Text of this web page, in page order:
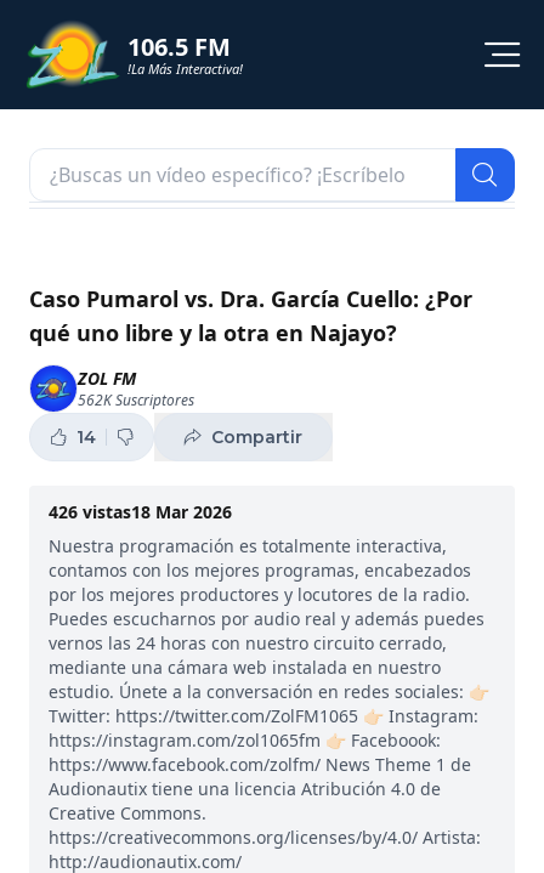
106.5 FM
!La Más Interactiva!
NOTICIAS
SHORTS
PODCAST
ZOL TV
Caso Pumarol vs. Dra. García Cuello: ¿Por
qué uno libre y la otra en Najayo?
ZOL FM
562KSuscriptores
14 Compartir
426 vistas18 Mar 2026
Nuestra programación es totalmente interactiva,
contamos con los mejores programas, encabezados
por los mejores productores y locutores de la radio.
Puedes escucharnos por audio real y además puedes
vernos las 24 horas con nuestro circuito cerrado,
mediante una cámara web instalada en nuestro
estudio. Únete a la conversación en redes sociales: 👉🏻
Twitter: https://twitter.com/ZolFM1065 👉🏻 Instagram:
https://instagram.com/zol1065fm 👉🏻 Faceboook:
https://www.facebook.com/zolfm/ News Theme 1 de
Audionautix tiene una licencia Atribución 4.0 de
Creative Commons.
https://creativecommons.org/licenses/by/4.0/ Artista:
http://audionautix.com/